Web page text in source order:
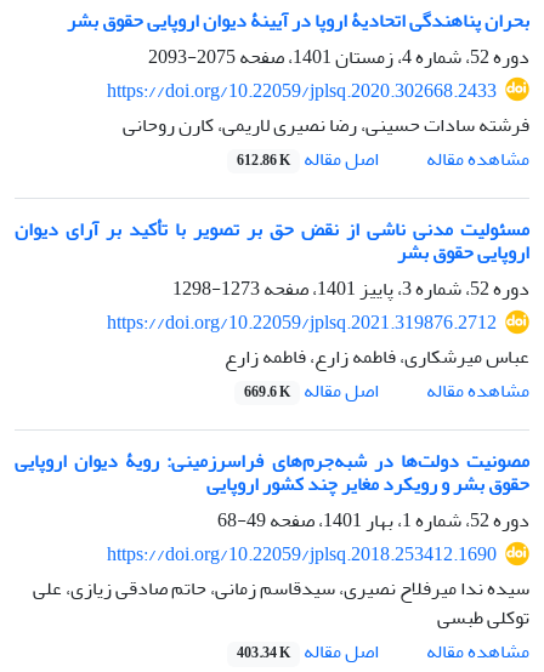
بحران پناهندگی اتحادیۀ اروپا در آیینۀ دیوان اروپایی حقوق بشر
دوره 52، شماره 4، زمستان 1401، صفحه
2075-2093
https://doi.org/10.22059/jplsq.2020.302668.2433
فرشته سادات حسینی، رضا نصیری لاریمی، کارن روحانی
مشاهده مقاله
اصل مقاله 612.86 K
مسئولیت مدنی ناشی از نقض حق بر تصویر با تأکید بر آرای دیوان
اروپایی حقوق بشر
دوره 52، شماره 3، پاییز 1401، صفحه
1273-1298
https://doi.org/10.22059/jplsq.2021.319876.2712
عباس میرشکاری، فاطمه زارع، فاطمه زارع
مشاهده مقاله
اصل مقاله 669.6 K
مصونیت دولت‌ها در شبه‌جرم‌های فراسرزمینی: رویۀ دیوان اروپایی
حقوق بشر و رویکرد مغایر چند کشور اروپایی
دوره 52، شماره 1، بهار 1401، صفحه
49-68
https://doi.org/10.22059/jplsq.2018.253412.1690
سیده ندا میرفلاح نصیری، سیدقاسم زمانی، حاتم صادقی زیازی، علی
توکلی طبسی
مشاهده مقاله
اصل مقاله 403.34 K